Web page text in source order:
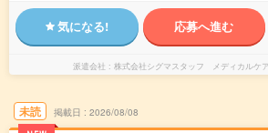
気になる! 応募へ進む
派遣会社 株式会社シグマスタッフ メディカルケ
未読 掲載日 2026/08/08